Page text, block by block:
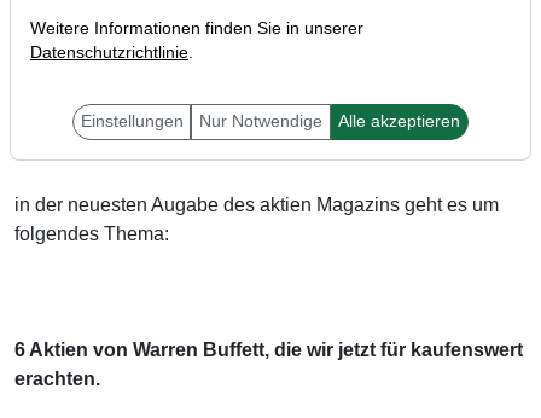
in der neuesten Augabe des aktien Magazins geht es um
folgendes Thema:
6 Aktien von Warren Buffett, die wir jetzt für kaufenswert
erachten.
Weitere Informationen finden Sie in unserer
Datenschutzrichtlinie.
Einstellungen Nur Notwendige Alle akzeptieren